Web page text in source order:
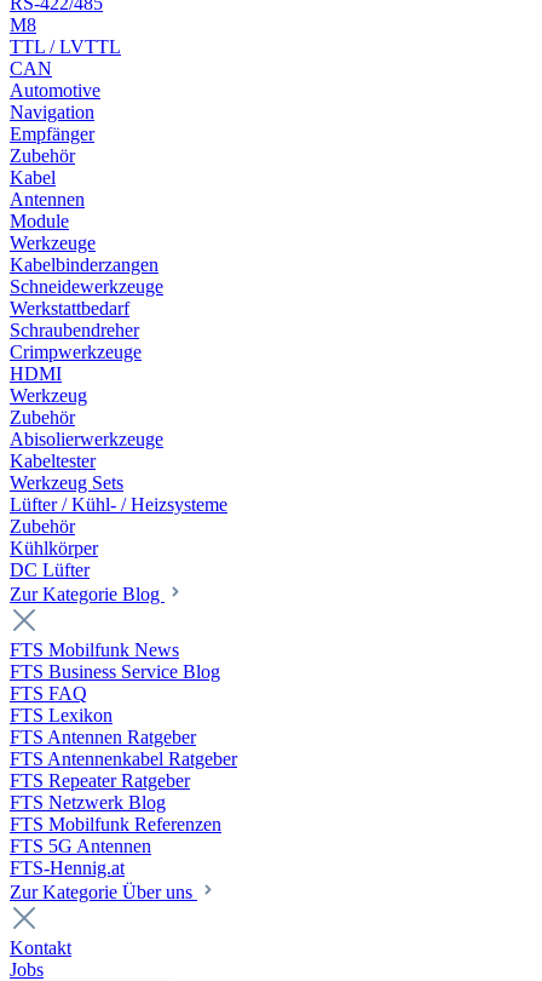
M8
TTL / LVTTL
CAN
Automotive
Navigation
Empfänger
Zubehör
Kabel
Antennen
Module
Werkzeuge
Kabelbinderzangen
Schneidewerkzeuge
Werkstattbedarf
Schraubendreher
Crimpwerkzeuge
HDMI
Werkzeug
Zubehör
Abisolierwerkzeuge
Kabeltester
Werkzeug Sets
Lüfter / Kühl- / Heizsysteme
Zubehör
Kühlkörper
DC Lüfter
Zur Kategorie Blog
FTS Mobilfunk News
FTS Business Service Blog
FTS FAQ
FTS Lexikon
FTS Antennen Ratgeber
FTS Antennenkabel Ratgeber
FTS Repeater Ratgeber
FTS Netzwerk Blog
FTS Mobilfunk Referenzen
FTS 5G Antennen
FTS-Hennig.at
Zur Kategorie Über uns
Kontakt
Jobs